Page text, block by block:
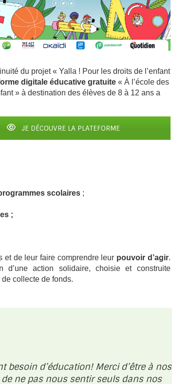
du projet « Yalla ! Pour les droits de l’enfant
digitale éducative gratuite « À l’école des
» à destination des élèves de 8 à 12 ans a
JE DÉCOUVRE LA PLATEFORME
scolaires;
;
et de leur faire comprendre leur pouvoir d’agir.
action solidaire, choisie et construite
collecte de fonds.
d’éducation! Merci d’être à nos
ne pas nous sentir seuls dans nos